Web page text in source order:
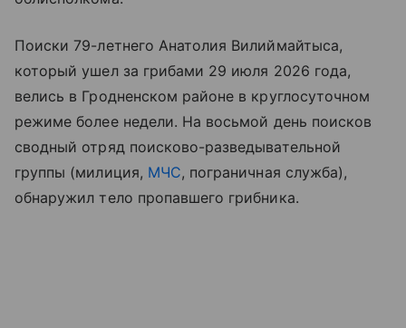
Поиски 79-летнего Анатолия Вилиймайтыса,
который ушел за грибами 29 июля 2026 года,
велись в Гродненском районе в круглосуточном
режиме более недели. На восьмой день поисков
сводный отряд поисково-разведывательной
группы (милиция, МЧС, пограничная служба),
обнаружил тело пропавшего грибника.